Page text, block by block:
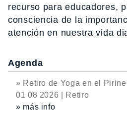
recurso para educadores,
consciencia de la
atención en nuestra vida
Agenda
» Retiro de Yoga en el
01 08 2026 | Retiro
» más info